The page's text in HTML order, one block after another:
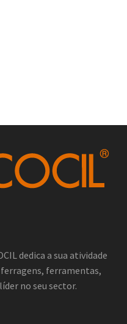
dedica a sua atividade
ferramentas,
no seu sector.